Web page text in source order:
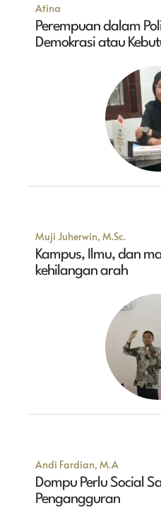
Atina
Perempuan dalam
Demokrasi atau
Muji Juherwin, M.Sc.
Kampus, Ilmu, dan
kehilangan arah
Andi Fardian, M.A
Dompu Perlu Social
Pengangguran